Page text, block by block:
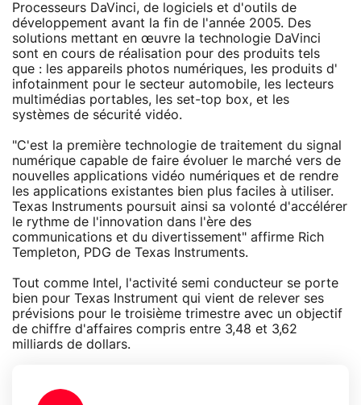
Processeurs DaVinci, de logiciels et d'outils de
développement avant la fin de l'année 2005. Des
solutions mettant en œuvre la technologie DaVinci
sont en cours de réalisation pour des produits tels
que : les appareils photos numériques, les produits d'
infotainment pour le secteur automobile, les lecteurs
multimédias portables, les set-top box, et les
systèmes de sécurité vidéo.
"C'est la première technologie de traitement du signal
numérique capable de faire évoluer le marché vers de
nouvelles applications vidéo numériques et de rendre
les applications existantes bien plus faciles à utiliser.
Texas Instruments poursuit ainsi sa volonté d'accélérer
le rythme de l'innovation dans l'ère des
communications et du divertissement" affirme Rich
Templeton, PDG de Texas Instruments.
Tout comme Intel, l'activité semi conducteur se porte
bien pour Texas Instrument qui vient de relever ses
prévisions pour le troisième trimestre avec un objectif
de chiffre d'affaires compris entre 3,48 et 3,62
milliards de dollars.